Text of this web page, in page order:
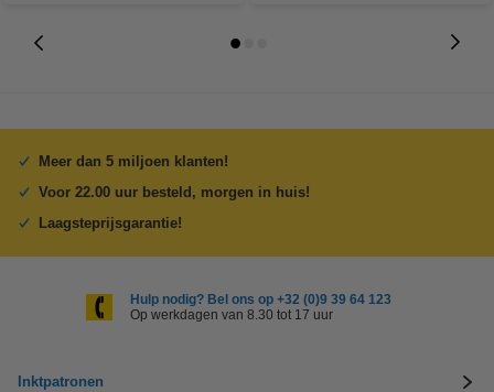
Meer dan 5 miljoen klanten!
Voor 22.00 uur besteld, morgen in huis!
Laagsteprijsgarantie!
Hulp nodig? Bel ons op +32 (0)9 39 64 123
Op werkdagen van 8.30 tot 17 uur
Inktpatronen